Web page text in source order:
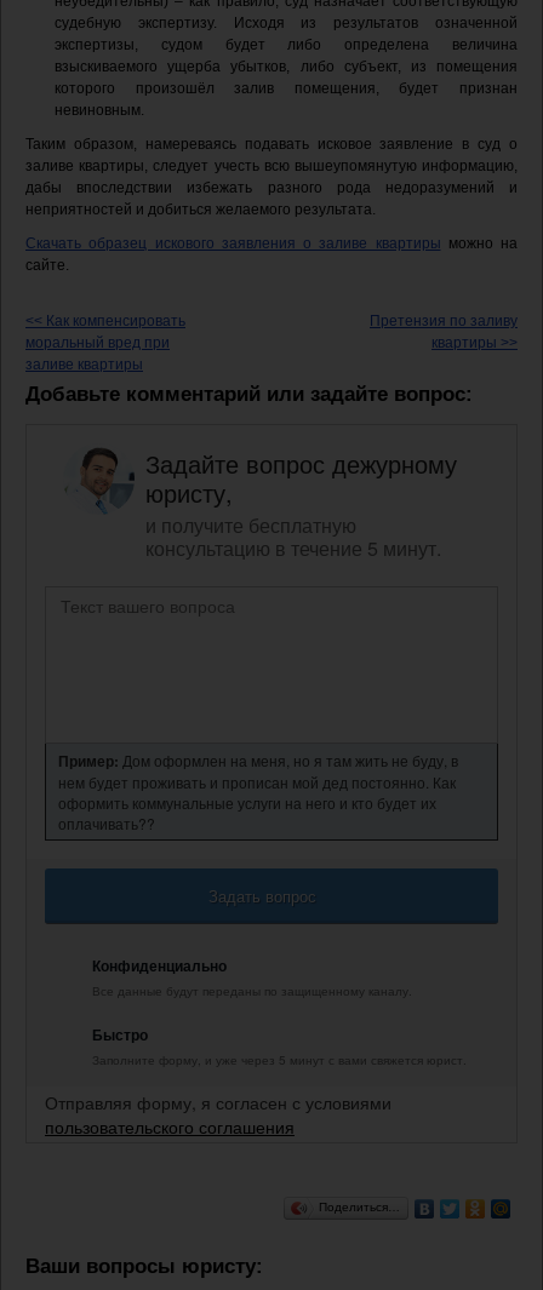
судебную экспертизу. Исходя из результатов означенной
экспертизы, судом будет либо определена величина
взыскиваемого ущерба убытков, либо субъект, из помещения
которого произошёл залив помещения, будет признан
невиновным.
Таким образом, намереваясь подавать исковое заявление в суд о
заливе квартиры, следует учесть всю вышеупомянутую информацию,
дабы впоследствии избежать разного рода недоразумений и
неприятностей и добиться желаемого результата.
Скачать образец искового заявления о заливе квартиры можно на
сайте.
<< Как компенсировать
моральный вред при
заливе квартиры
Претензия по заливу
квартиры >>
Добавьте комментарий или задайте вопрос:
Задайте вопрос дежурному
юристу,
и получите бесплатную
консультацию в течение 5 минут.
Пример: Дом оформлен на меня, но я там жить не буду, в
нем будет проживать и прописан мой дед постоянно. Как
оформить коммунальные услуги на него и кто будет их
оплачивать??
Задать вопрос
Конфиденциально
Все данные будут переданы по защищенному каналу.
Быстро
Заполните форму, и уже через 5 минут с вами свяжется юрист.
Отправляя форму, я согласен с условиями
пользовательского соглашения
Поделиться…
Ваши вопросы юристу: